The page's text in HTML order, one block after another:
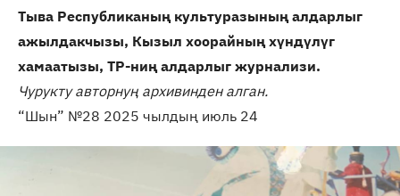
Тыва Республиканың культуразының алдарлыг
ажылдакчызы, Кызыл хоорайның хүндүлүг
хамаатызы, ТР-ниң алдарлыг журнализи.
Чурукту авторнуң архивинден алган.
“Шын” №28 2025 чылдың июль 24